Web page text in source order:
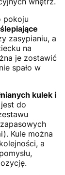
pokoju
zasypianiu, a
na
je zostawić
spało w
kulek i
do
Kule można
a